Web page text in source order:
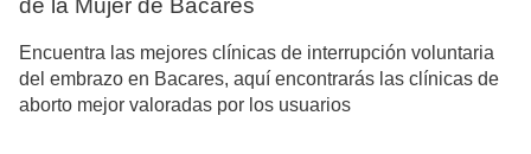
de la Mujer de Bacares
Encuentra las mejores clínicas de interrupción voluntaria
del embrazo en Bacares, aquí encontrarás las clínicas de
aborto mejor valoradas por los usuarios